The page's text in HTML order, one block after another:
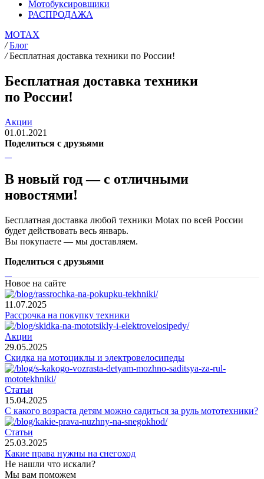
Мотобуксировщики
РАСПРОДАЖА
MOTAX
/ Блог
/ Бесплатная доставка техники по России!
Бесплатная доставка техники
по России!
Акции
01.01.2021
Поделиться с друзьями
В новый год — с отличными
новостями!
Бесплатная доставка любой техники Motax по всей России
будет действовать весь январь.
Вы покупаете — мы доставляем.
Поделиться с друзьями
Новое на сайте
11.07.2025
Рассрочка на покупку техники
Акции
29.05.2025
Скидка на мотоциклы и электровелосипеды
Статьи
15.04.2025
С какого возраста детям можно садиться за руль мототехники?
Статьи
25.03.2025
Какие права нужны на снегоход
Не нашли что искали?
Мы вам поможем